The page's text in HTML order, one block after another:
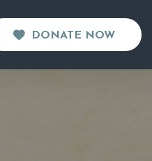
DONATE NOW